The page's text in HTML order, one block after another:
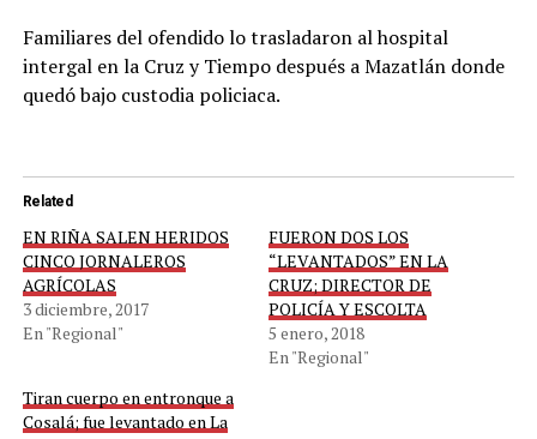
Familiares del ofendido lo trasladaron al hospital
intergal en la Cruz y Tiempo después a Mazatlán donde
quedó bajo custodia policiaca.
Related
EN RIÑA SALEN HERIDOS
CINCO JORNALEROS
AGRÍCOLAS
3 diciembre, 2017
En "Regional"
FUERON DOS LOS
“LEVANTADOS” EN LA
CRUZ; DIRECTOR DE
POLICÍA Y ESCOLTA
5 enero, 2018
En "Regional"
Tiran cuerpo en entronque a
Cosalá; fue levantado en La